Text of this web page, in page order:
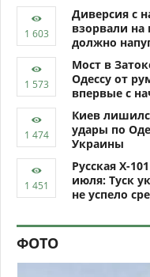
Диверсия с
взорвали на
должно
Мост в
Одессу от
впервые с
Киев
удары по
Украины
Русская Х-
июля: Туск
не успело
ФОТО